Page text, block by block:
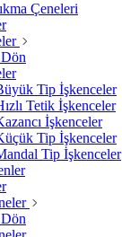
Çeneleri
Tip İşkenceler
Tetik İşkenceler
İşkenceler
Tip İşkenceler
Tip İşkenceler